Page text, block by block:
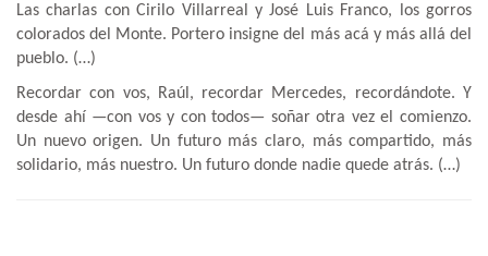
Las charlas con Cirilo Villarreal y José Luis Franco, los gorros
colorados del Monte. Portero insigne del más acá y más allá del
pueblo. (…)
Recordar con vos, Raúl, recordar Mercedes, recordándote. Y
desde ahí —con vos y con todos— soñar otra vez el comienzo.
Un nuevo origen. Un futuro más claro, más compartido, más
solidario, más nuestro. Un futuro donde nadie quede atrás. (…)